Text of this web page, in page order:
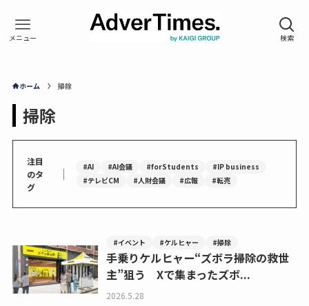
ホーム 掃除
掃除
注目
のタ
グ
｜ #AI #AI会議 #forStudents
#IP business
#テレビCM
#人財会議 #広報 #転売
#イベント #ケルヒャー #掃除
手乗りケルヒャー“ズボラ掃除の救世
主”狙う Xで集まったズボ...
2026.5.28